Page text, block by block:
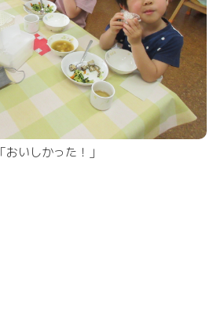
「おいしかった！」